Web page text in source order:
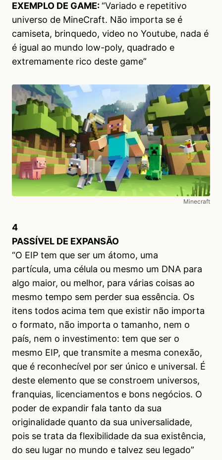
EXEMPLO DE GAME:“Variado e repetitivo
universo de MineCraft. Não importa se é
camiseta, brinquedo, video no Youtube, nada é
é igual ao mundo low-poly, quadrado e
extremamente rico deste game”
Minecraft
4
PASSÍVEL DE EXPANSÃO
“O EIP tem que ser um átomo, uma
partícula, uma célula ou mesmo um DNA para
algo maior, ou melhor, para várias coisas ao
mesmo tempo sem perder sua essência. Os
itens todos acima tem que existir não importa
o formato, não importa o tamanho, nem o
país, nem o investimento: tem que ser o
mesmo EIP, que transmite a mesma conexão,
que é reconhecível por ser único e universal. É
deste elemento que se constroem universos,
franquias, licenciamentos e bons negócios. O
poder de expandir fala tanto da sua
originalidade quanto da sua universalidade,
pois se trata da flexibilidade da sua existência,
do seu lugar no mundo e talvez seu legado”